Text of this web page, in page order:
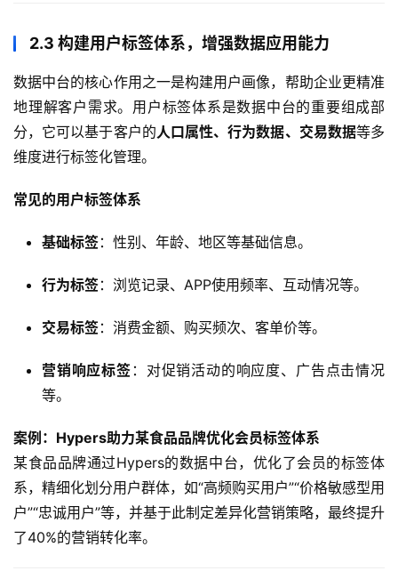
2.3 构建用户标签体系，增强数据应用能力
数据中台的核心作用之一是构建用户画像，帮助企业更精准
地理解客户需求。用户标签体系是数据中台的重要组成部
分，它可以基于客户的人口属性、行为数据、交易数据等多
维度进行标签化管理。
常见的用户标签体系
基础标签：性别、年龄、地区等基础信息。
行为标签：浏览记录、APP使用频率、互动情况等。
交易标签：消费金额、购买频次、客单价等。
营销响应标签 ：对促销活动的响应度、广告点击情况
等。
案例：Hypers助力某食品品牌优化会员标签体系
某食品品牌通过Hypers的数据中台，优化了会员的标签体
系，精细化划分用户群体，如“高频购买用户”“价格敏感型用
户”“忠诚用户”等，并基于此制定差异化营销策略，最终提升
了40%的营销转化率。